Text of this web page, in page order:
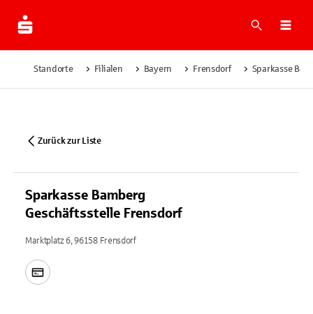
Suche
Standorte Filialen Bayern Frensdorf Sparkasse
Zurück zur Liste
Sparkasse Bamberg
Geschäftsstelle Frensdorf
Marktplatz 6, 96158 Frensdorf